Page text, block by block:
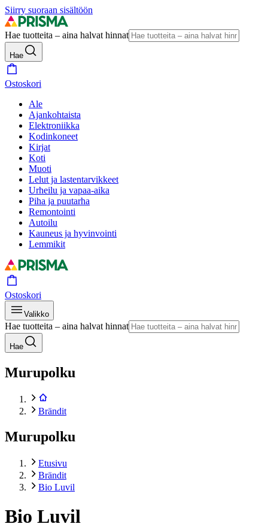
Siirry suoraan sisältöön
Hae tuotteita – aina halvat hinnat
Hae
Ostoskori
Ale
Ajankohtaista
Elektroniikka
Kodinkoneet
Kirjat
Koti
Muoti
Lelut ja lastentarvikkeet
Urheilu ja vapaa-aika
Piha ja puutarha
Remontointi
Autoilu
Kauneus ja hyvinvointi
Lemmikit
Ostoskori
Valikko
Hae tuotteita – aina halvat hinnat
Hae
Murupolku
Brändit
Murupolku
Etusivu
Brändit
Bio Luvil
Bio Luvil